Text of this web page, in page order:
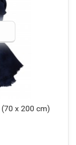
(70 x 200 cm)